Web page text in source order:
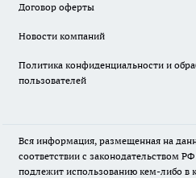
Договор оферты
Новости компаний
Политика конфиденциальности и
пользователей
Вся информация, размещенная на
соответствии с законодательством
подлежит использованию кем-либо в